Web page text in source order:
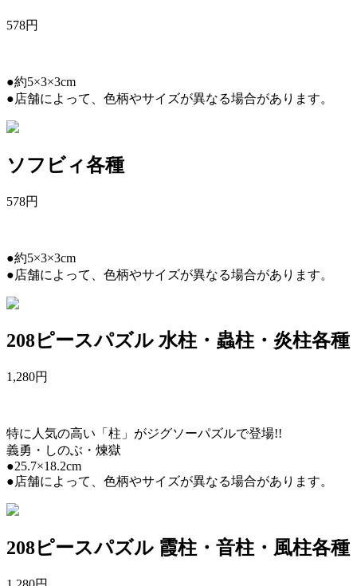
578円
●約5×3×3cm
●店舗によって、色柄やサイズが異なる場合があります。
ソフビィ各種
578円
●約5×3×3cm
●店舗によって、色柄やサイズが異なる場合があります。
208ピースパズル 水柱・蟲柱・炎柱各種
1,280円
特に人気の高い「柱」がジグソーパズルで登場!!
義勇・しのぶ・煉獄
●25.7×18.2cm
●店舗によって、色柄やサイズが異なる場合があります。
208ピースパズル 霞柱・音柱・風柱各種